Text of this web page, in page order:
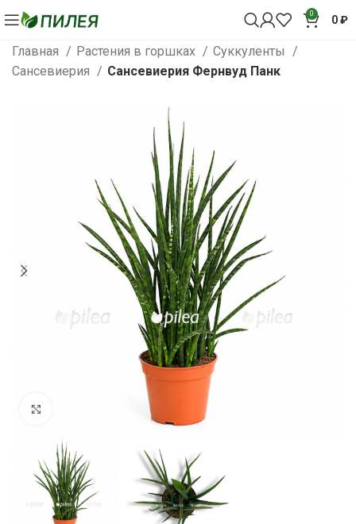
0 0₽
Главная Растения в горшках
Суккуленты
Сансевиерия
Сансевиерия Фернвуд Панк
Нажмите, чтобы увеличить